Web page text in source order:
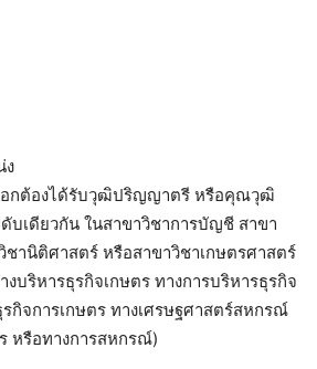
ง
อกต้องได้รับวุฒิปริญญาตรี หรือคุณวุฒิ
บเดียวกัน ในสาขาวิชาการบัญชี สาขา
ชานิติศาสตร์ หรือสาขาวิชาเกษตรศาสตร์
งบริหารธุรกิจเกษตร ทางการบริหารธุรกิจ
กิจการเกษตร ทางเศรษฐศาสตร์สหกรณ์
หรือทางการสหกรณ์)